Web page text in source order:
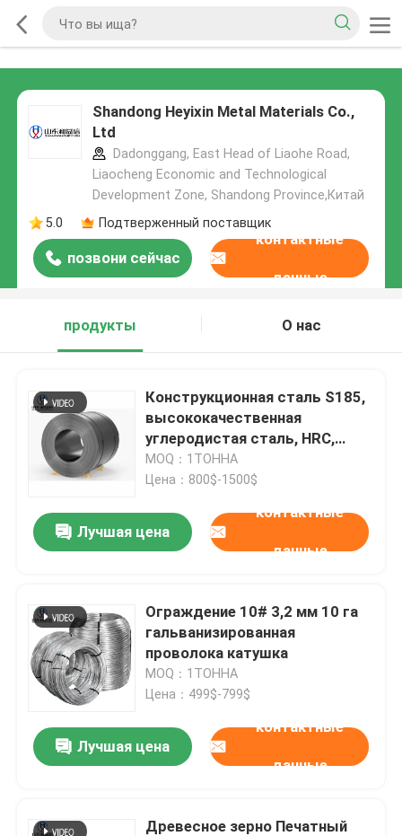
Shandong Heyixin Metal Materials Co.,
Ltd
Dadonggang, East Head of Liaohe Road,
Liaocheng Economic and Technological
Development Zone, Shandong Province,Китай
5.0
Подтверженный поставщик
позвони сейчас
контактные
данные
продукты О нас
Конструкционная сталь S185,
высококачественная
углеродистая сталь, HRC,
горячекатаная рулонная сталь,
HRC, EN 10025-2-2004
MOQ：1ТОННА
Цена：800$-1500$
Лучшая цена
контактные
данные
Ограждение 10# 3,2 мм 10 га
гальванизированная
проволока катушка
MOQ：1ТОННА
Цена：499$-799$
Лучшая цена
контактные
данные
Древесное зерно Печатный